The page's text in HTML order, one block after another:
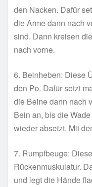
den Nacken. Dafür
die Arme dann nach
sind. Dann kreisen
nach vorne.
6. Beinheben: Diese
den Po. Dafür setzt
die Beine dann nach
Bein an, bis die
wieder absetzt. Mit
7. Rumpfbeuge:
Rückenmuskulatur.
und legt die Hände